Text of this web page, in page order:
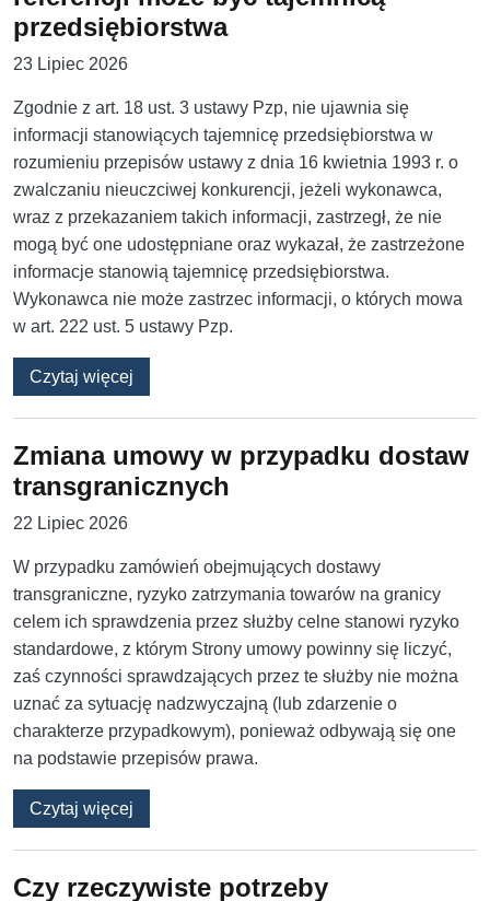
przedsiębiorstwa
23 Lipiec 2026
Zgodnie z art. 18 ust. 3 ustawy Pzp, nie ujawnia się
informacji stanowiących tajemnicę przedsiębiorstwa w
rozumieniu przepisów ustawy z dnia 16 kwietnia 1993 r. o
zwalczaniu nieuczciwej konkurencji, jeżeli wykonawca,
wraz z przekazaniem takich informacji, zastrzegł, że nie
mogą być one udostępniane oraz wykazał, że zastrzeżone
informacje stanowią tajemnicę przedsiębiorstwa.
Wykonawca nie może zastrzec informacji, o których mowa
w art. 222 ust. 5 ustawy Pzp.
Czytaj więcej
Zmiana umowy w przypadku dostaw
transgranicznych
22 Lipiec 2026
W przypadku zamówień obejmujących dostawy
transgraniczne, ryzyko zatrzymania towarów na granicy
celem ich sprawdzenia przez służby celne stanowi ryzyko
standardowe, z którym Strony umowy powinny się liczyć,
zaś czynności sprawdzających przez te służby nie można
uznać za sytuację nadzwyczajną (lub zdarzenie o
charakterze przypadkowym), ponieważ odbywają się one
na podstawie przepisów prawa.
Czytaj więcej
Czy rzeczywiste potrzeby